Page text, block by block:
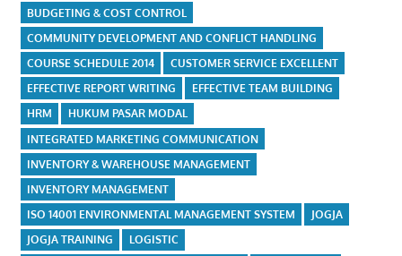
BUDGETING & COST CONTROL
COMMUNITY DEVELOPMENT AND CONFLICT HANDLING
COURSE SCHEDULE 2014
CUSTOMER SERVICE EXCELLENT
EFFECTIVE REPORT WRITING
EFFECTIVE TEAM BUILDING
HRM
HUKUM PASAR MODAL
INTEGRATED MARKETING COMMUNICATION
INVENTORY & WAREHOUSE MANAGEMENT
INVENTORY MANAGEMENT
ISO 14001 ENVIRONMENTAL MANAGEMENT SYSTEM
JOGJA
JOGJA TRAINING
LOGISTIC